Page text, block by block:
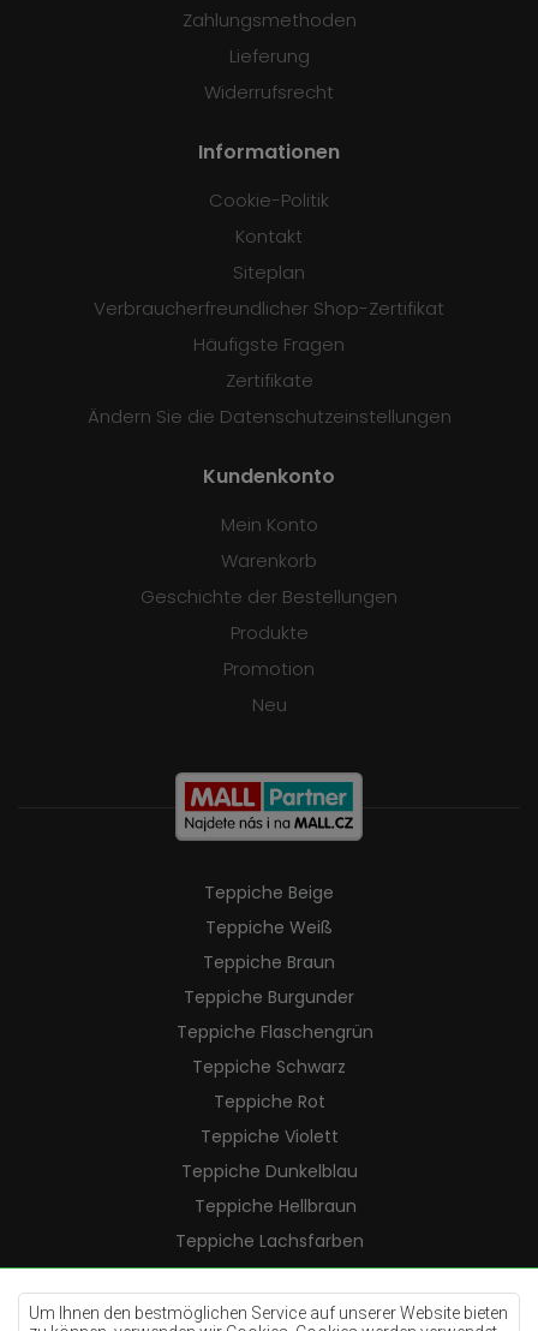
Um Ihnen den bestmöglichen Service auf unserer Website bieten
Zahlungsmethoden
Lieferung
Widerrufsrecht
Informationen
Cookie-Politik
Kontakt
Siteplan
Verbraucherfreundlicher Shop-Zertifikat
Häufigste Fragen
Zertifikate
Ändern Sie die Datenschutzeinstellungen
Kundenkonto
Mein Konto
Warenkorb
Geschichte der Bestellungen
Produkte
Promotion
Neu
Teppiche Beige
Teppiche Weiß
Teppiche Braun
Teppiche Burgunder
Teppiche Flaschengrün
Teppiche Schwarz
Teppiche Rot
Teppiche Violett
Teppiche Dunkelblau
Teppiche Hellbraun
Teppiche Lachsfarben
Teppiche Cremefarben
Teppiche Lilac